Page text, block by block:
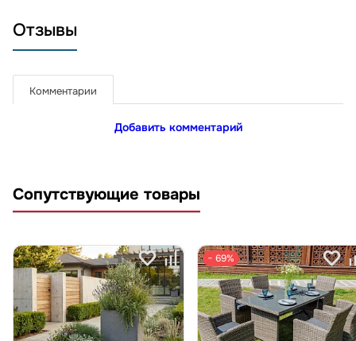
Отзывы
Комментарии
Добавить комментарий
Сопутствующие товары
− 69%